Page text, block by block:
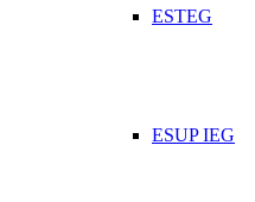
ESTEG
ESUP IEG